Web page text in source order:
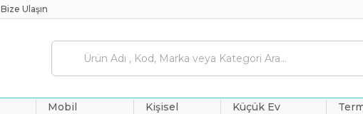
Bize Ulaşın
Mobil
Kişisel
Küçük Ev